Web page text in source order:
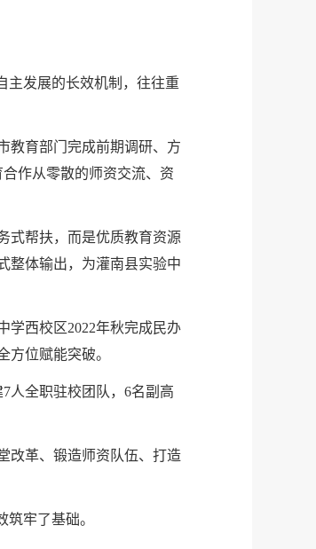
主发展的长效机制，往往重
教育部门完成前期调研、方
作从零散的师资交流、资
式帮扶，而是优质教育资源
整体输出，为灌南县实验中
学西校区2022年秋完成民办
位赋能突破。
人全职驻校团队，6名副高
改革、锻造师资队伍、打造
牢了基础。